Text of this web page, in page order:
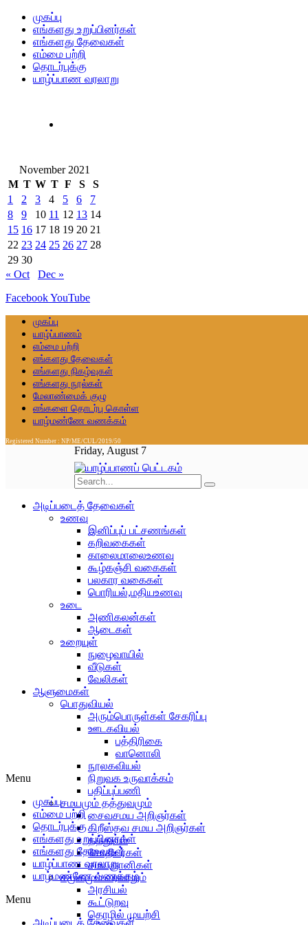
முகப்பு
எங்களது உறுப்பினர்கள்
எங்களது தேவைகள்
எம்மை பற்றி
தொடர்புக்கு
யாழ்ப்பாண வரலாறு
November 2021
M T W T F S
S
1
2 3 4 5 6
7
8
9 10 11 12 13 14
15 16 17 18 19 20 21
22 23 24 25 26 27 28
29 30
« Oct
Dec »
FacebookYouTube
முகப்பு
யாழ்ப்பாணம்
எம்மை பற்றி
எங்களது தேவைகள்
எங்களது நிகழ்வுகள்
எங்களது நூல்கள்
மேலாண்மைக் குழு
எங்களை தொடர்பு கொள்ள
யாழ்மண்ணே வணக்கம்
Registered Number : NP/ME/CUL/2019/50
Friday, August 7
அடிப்படைத் தேவைகள்
உணவு
இனிப்புப் பட்சணங்கள்
கறிவகைகள்
காலைமாலைஉணவு
கூழ்கஞ்சி வகைகள்
பலகார வகைகள்
பொரியல்,மதியஉணவு
உடை
அணிகலன்கள்
ஆடைகள்
உறையுள்
நுழைவாயில்
வீடுகள்
வேலிகள்
ஆளுமைகள்
பொதுவியல்
அரும்பொருள்கள் சேகரிப்பு
ஊடகவியல்
பத்திரிகை
வானொலி
நூலகவியல்
நிறுவக உருவாக்கம்
பதிப்புப்பணி
சமயமும் தத்துவமும்
சைவசமய அறிஞர்கள்
கிறீஸ்தவ சமய அறிஞர்கள்
தத்துவம்
சோதிடர்கள்
சமயஞானிகள்
சமூகமும் வரலாறும்
அரசியல்
கூட்டுறவு
தொழில் முயற்சி
Menu
முகப்பு
எம்மை பற்றி
தொடர்புக்கு
எங்களது உறுப்பினர்கள்
எங்களது தேவைகள்
யாழ்ப்பாண வரலாறு
யாழ்மண்ணே வணக்கம்
Menu
அடிப்படைத் தேவைகள்